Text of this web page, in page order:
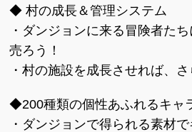
◆ 村の成長＆管理システム
・ダンジョンに来る冒険者た
売ろう！
・村の施設を成長させれば、さ
◆200種類の個性あふれるキャ
・ダンジョンで得られる素材